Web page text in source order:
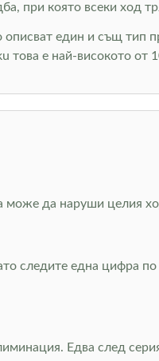
при която всеки ход
един и същ тип
това е най-високото от
да наруши целия
следите една цифра
Едва след